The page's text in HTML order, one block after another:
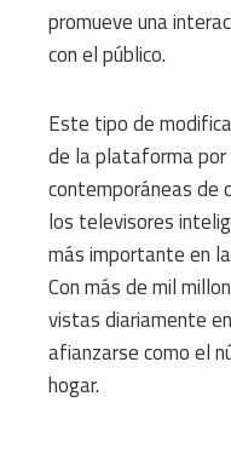
promueve una
con el público.
Este tipo de
de la plataforma
contemporáneas de
los televisores
más importante en
Con más de mil
vistas diariamente
afianzarse como el
hogar.